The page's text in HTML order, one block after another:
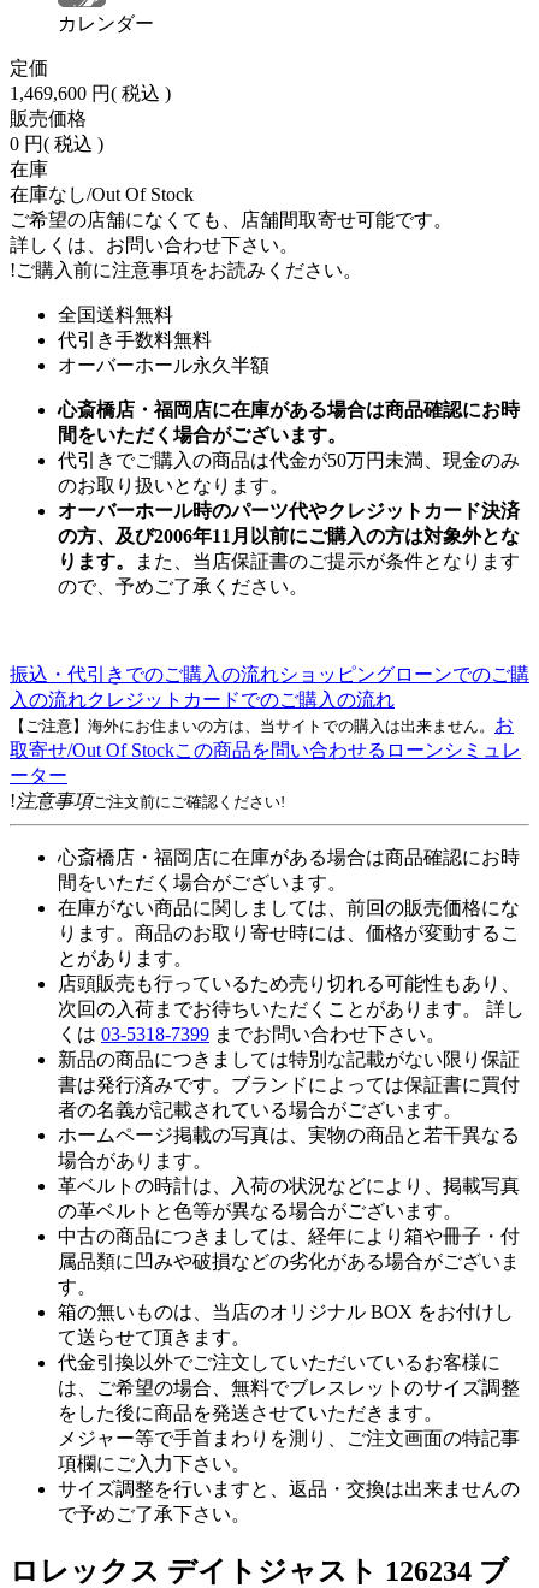
カレンダー
定価
1,469,600 円( 税込 )
販売価格
0 円( 税込 )
在庫
在庫なし/Out Of Stock
ご希望の店舗になくても、店舗間取寄せ可能です。
詳しくは、お問い合わせ下さい。
!ご購入前に注意事項をお読みください。
全国送料無料
代引き手数料無料
オーバーホール永久半額
心斎橋店・福岡店に在庫がある場合は商品確認にお時
間をいただく場合がございます。
代引きでご購入の商品は代金が50万円未満、現金のみ
のお取り扱いとなります。
オーバーホール時のパーツ代やクレジットカード決済
の方、及び2006年11月以前にご購入の方は対象外とな
ります。
また、当店保証書のご提示が条件となります
ので、予めご了承ください。
振込・代引きでのご購入の流れショッピングローンでのご購
入の流れクレジットカードでのご購入の流れ
【ご注意】海外にお住まいの方は、当サイトでの購入は出来ません。 お
取寄せ/Out Of Stockこの商品を問い合わせる ローンシミュレ
ーター
!注意事項ご注文前にご確認ください!
心斎橋店・福岡店に在庫がある場合は商品確認にお時
間をいただく場合がございます。
在庫がない商品に関しましては、前回の販売価格にな
ります。商品のお取り寄せ時には、価格が変動するこ
とがあります。
店頭販売も行っているため売り切れる可能性もあり、
次回の入荷までお待ちいただくことがあります。 詳し
くは 03-5318-7399 までお問い合わせ下さい。
新品の商品につきましては特別な記載がない限り保証
書は発行済みです。ブランドによっては保証書に買付
者の名義が記載されている場合がございます。
ホームページ掲載の写真は、実物の商品と若干異なる
場合があります。
革ベルトの時計は、入荷の状況などにより、掲載写真
の革ベルトと色等が異なる場合がございます。
中古の商品につきましては、経年により箱や冊子・付
属品類に凹みや破損などの劣化がある場合がございま
す。
箱の無いものは、当店のオリジナル BOX をお付けし
て送らせて頂きます。
代金引換以外でご注文していただいているお客様に
は、ご希望の場合、無料でブレスレットのサイズ調整
をした後に商品を発送させていただきます。
メジャー等で手首まわりを測り、ご注文画面の特記事
項欄にご入力下さい。
サイズ調整を行いますと、返品・交換は出来ませんの
で予めご了承下さい。
ロレックス デイトジャスト 126234 ブ